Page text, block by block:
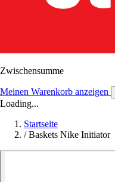
Zwischensumme
Meinen Warenkorb anzeigen
Loading...
Startseite
/ Baskets Nike Initiator